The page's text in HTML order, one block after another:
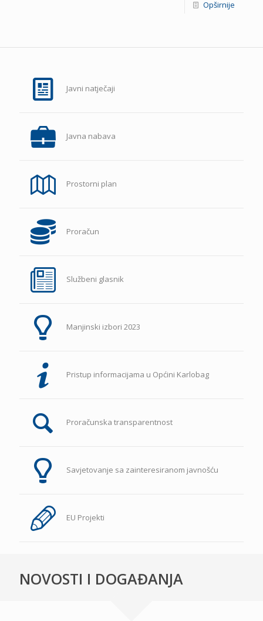
Opširnije
Javni natječaji
Javna nabava
Prostorni plan
Proračun
Službeni glasnik
Manjinski izbori 2023
Pristup informacijama u Općini Karlobag
Proračunska transparentnost
Savjetovanje sa zainteresiranom javnošću
EU Projekti
NOVOSTI I DOGAĐANJA